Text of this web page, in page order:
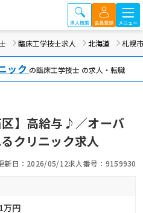
臨床工学技士求人 北海道 札幌市
ック の臨床工学技士 の求人・転職
区】高給与♪／オーバ
クリニック求人
新日：2026/05/12求人番号：9159930
万円